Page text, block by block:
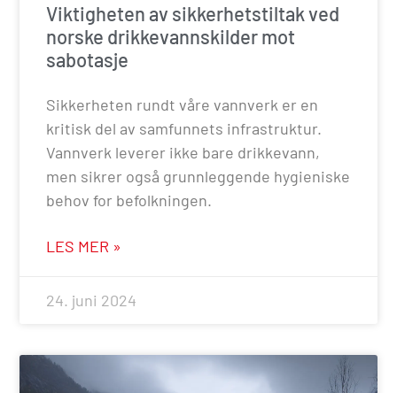
Viktigheten av sikkerhetstiltak ved
norske drikkevannskilder mot
sabotasje
Sikkerheten rundt våre vannverk er en
kritisk del av samfunnets infrastruktur.
Vannverk leverer ikke bare drikkevann,
men sikrer også grunnleggende hygieniske
behov for befolkningen.
LES MER »
24. juni 2024